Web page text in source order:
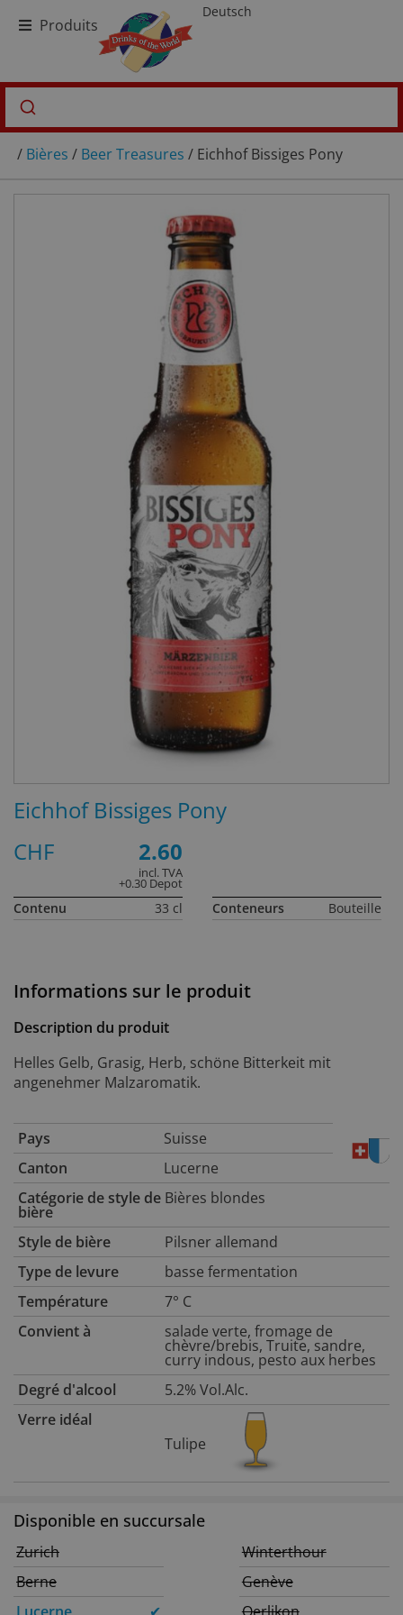
Produits
Deutsch
/ Bières / Beer Treasures / Eichhof Bissiges Pony
Informations sur le produit
Description du produit
Helles Gelb, Grasig, Herb, schöne Bitterkeit mit
angenehmer Malzaromatik.
Pays
Suisse
Canton
Lucerne
Catégorie de style de
bière
Bières blondes
Style de bière
Pilsner allemand
Type de levure
basse fermentation
Température
7° C
Convient à
salade verte, fromage de
chèvre/brebis, Truite, sandre,
curry indous, pesto aux herbes
Degré d'alcool
5.2% Vol.Alc.
Verre idéal
Tulipe
Eichhof Bissiges Pony
CHF
2.60
incl. TVA
+0.30 Depot
Contenu 33 cl Conteneurs Bouteille
Disponible en succursale
Zurich
Berne
Winterthour
Genève